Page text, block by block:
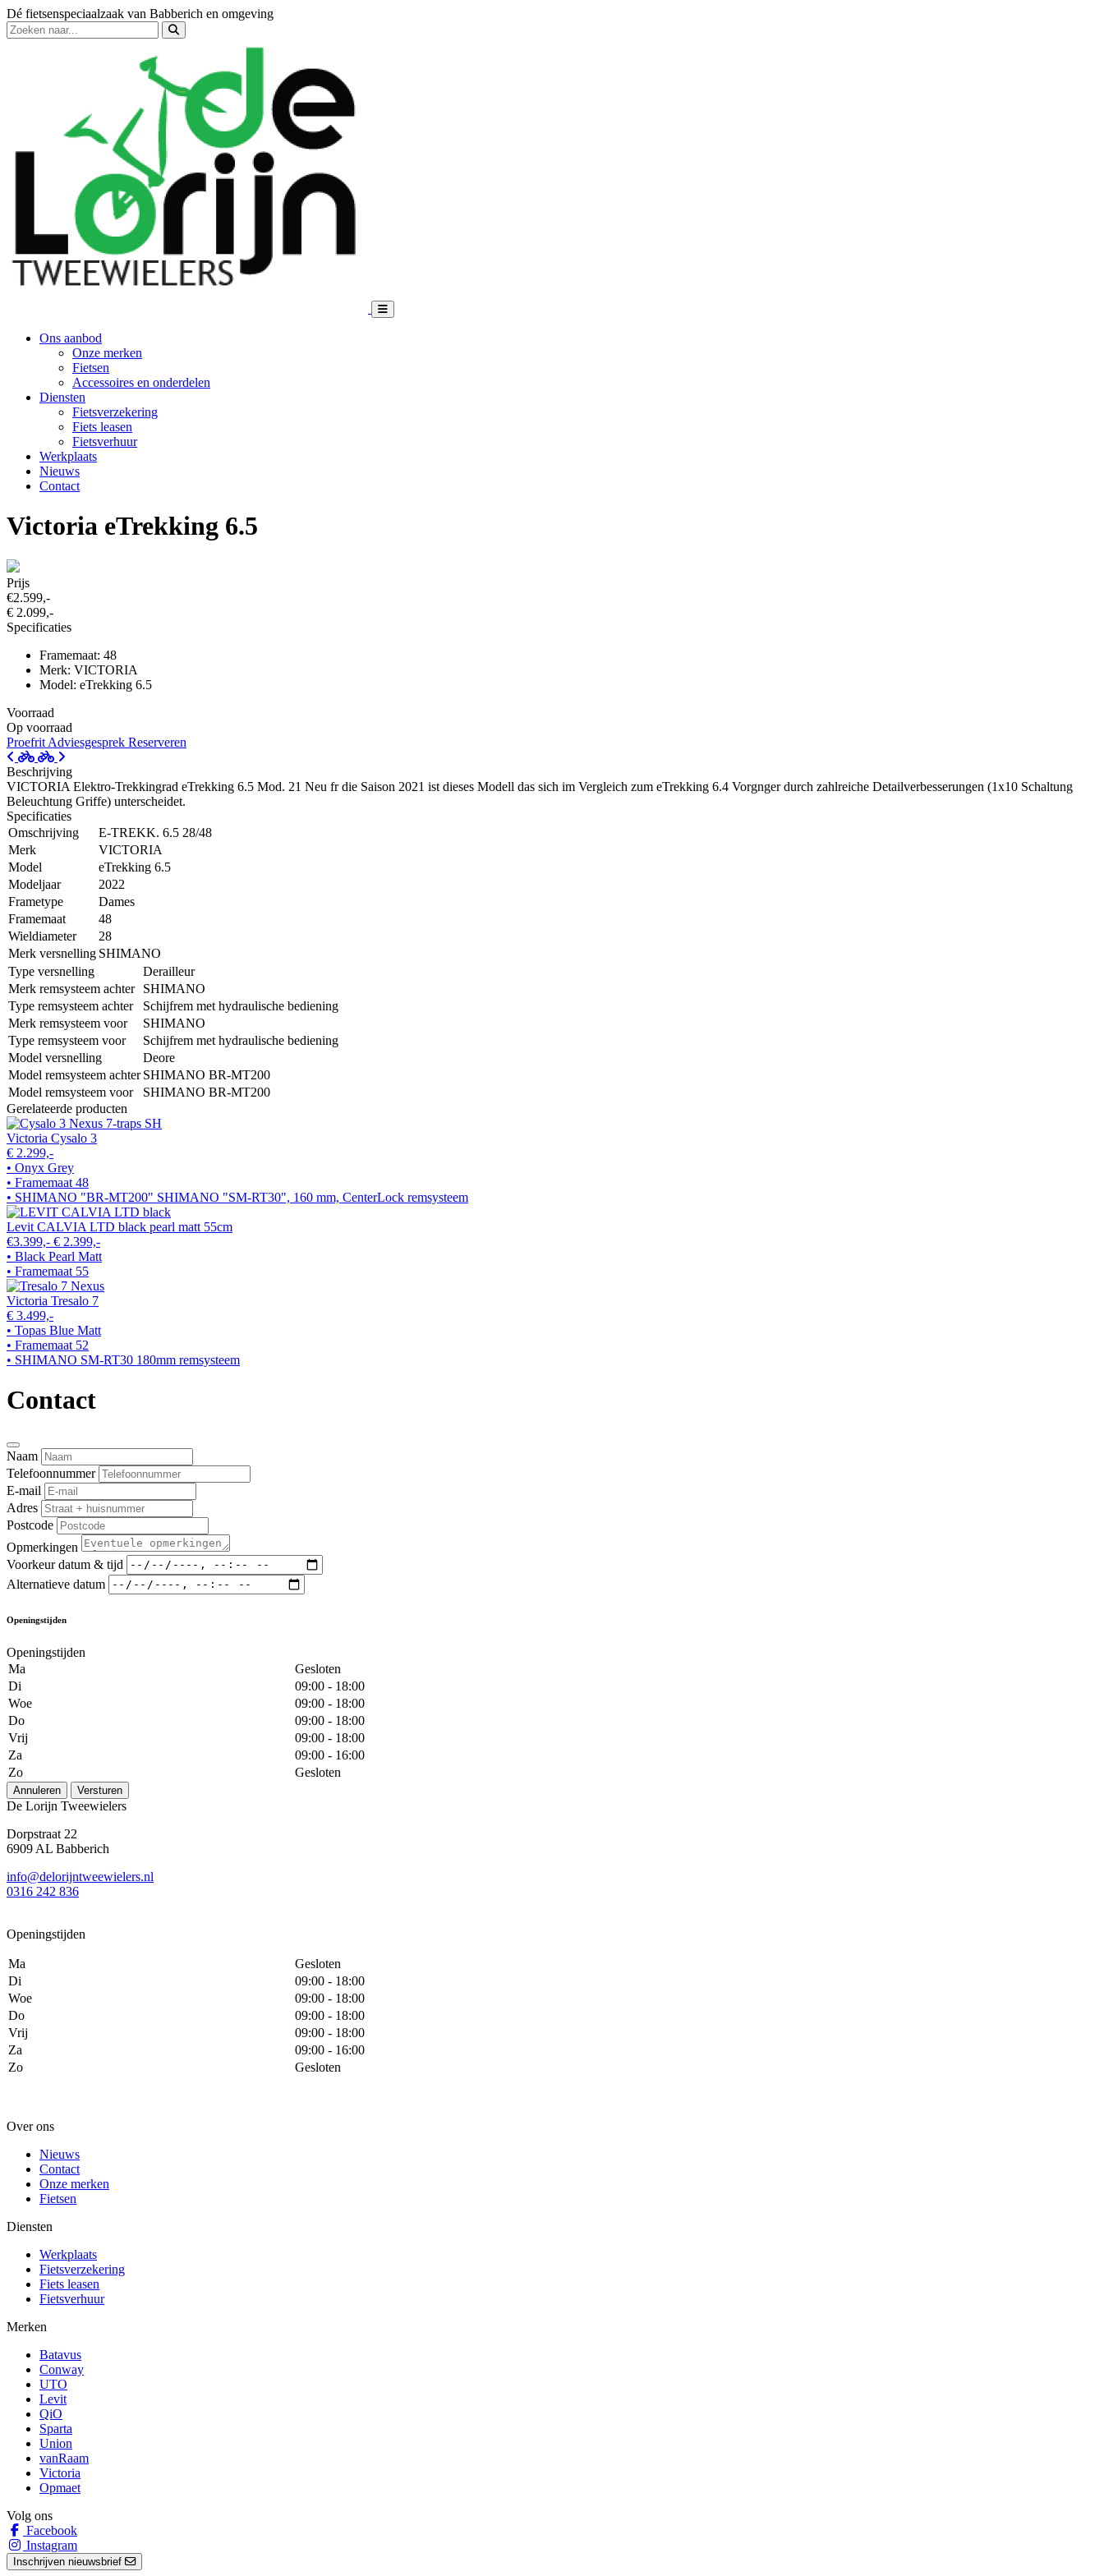
Dé fietsenspeciaalzaak van Babberich en omgeving
Ons aanbod
Onze merken
Fietsen
Accessoires en onderdelen
Diensten
Fietsverzekering
Fiets leasen
Fietsverhuur
Werkplaats
Nieuws
Contact
Victoria eTrekking 6.5
Prijs
€2.599,-
€ 2.099,-
Specificaties
Framemaat: 48
Merk: VICTORIA
Model: eTrekking 6.5
Voorraad
Op voorraad
Proefrit Adviesgesprek Reserveren
Beschrijving
VICTORIA Elektro-Trekkingrad eTrekking 6.5 Mod. 21 Neu fr die Saison 2021 ist dieses Modell das sich im Vergleich zum eTrekking 6.4 Vorgnger durch zahlreiche Detailverbesserungen (1x10 Schaltung
Beleuchtung Griffe) unterscheidet.
Specificaties
Omschrijving
E-TREKK. 6.5 28/48
Merk
VICTORIA
Model
eTrekking 6.5
Modeljaar
2022
Frametype
Dames
Framemaat
48
Wieldiameter
28
Merk versnelling SHIMANO
Type versnelling
Derailleur
Merk remsysteem achter
SHIMANO
Type remsysteem achter
Schijfrem met hydraulische bediening
Merk remsysteem voor
SHIMANO
Type remsysteem voor
Schijfrem met hydraulische bediening
Model versnelling
Deore
Model remsysteem achter SHIMANO BR-MT200
Model remsysteem voor
SHIMANO BR-MT200
Gerelateerde producten
Victoria Cysalo 3
€ 2.299,-
• Onyx Grey
• Framemaat 48
• SHIMANO "BR-MT200" SHIMANO "SM-RT30", 160 mm, CenterLock remsysteem
Levit CALVIA LTD black pearl matt 55cm
€3.399,- € 2.399,-
• Black Pearl Matt
• Framemaat 55
Victoria Tresalo 7
€ 3.499,-
• Topas Blue Matt
• Framemaat 52
• SHIMANO SM-RT30 180mm remsysteem
Contact
Naam
Telefoonnummer
E-mail
Adres
Postcode
Opmerkingen
Voorkeur datum & tijd
Alternatieve datum
Openingstijden
Openingstijden
Ma
Gesloten
Di
09:00 - 18:00
Woe
09:00 - 18:00
Do
09:00 - 18:00
Vrij
09:00 - 18:00
Za
09:00 - 16:00
Zo
Gesloten
Annuleren Versturen
De Lorijn Tweewielers
Dorpstraat 22
6909 AL Babberich
info@delorijntweewielers.nl
0316 242 836
Openingstijden
Ma
Gesloten
Di
09:00 - 18:00
Woe
09:00 - 18:00
Do
09:00 - 18:00
Vrij
09:00 - 18:00
Za
09:00 - 16:00
Zo
Gesloten
Over ons
Nieuws
Contact
Onze merken
Fietsen
Diensten
Werkplaats
Fietsverzekering
Fiets leasen
Fietsverhuur
Merken
Batavus
Conway
UTO
Levit
QiO
Sparta
Union
vanRaam
Victoria
Opmaet
Volg ons
Facebook
Instagram
Inschrijven nieuwsbrief